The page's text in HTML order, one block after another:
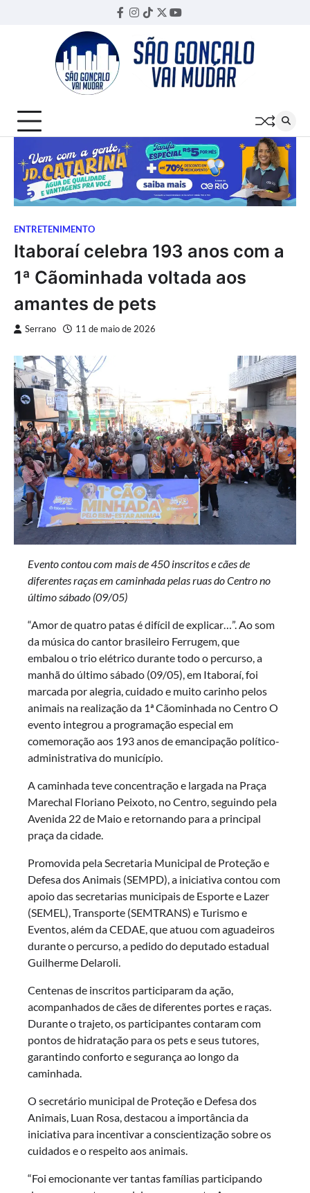
Facebook
Instagram
TikTok
TwitterYouTube
ENTRETENIMENTO
Itaboraí celebra 193 anos com a
1ª Cãominhada voltada aos
amantes de pets
Serrano 11 de maio de 2026
Evento contou com mais de 450 inscritos e cães de
diferentes raças em caminhada pelas ruas do Centro no
último sábado (09/05)
“Amor de quatro patas é difícil de explicar…”. Ao som
da música do cantor brasileiro Ferrugem, que
embalou o trio elétrico durante todo o percurso, a
manhã do último sábado (09/05), em Itaboraí, foi
marcada por alegria, cuidado e muito carinho pelos
animais na realização da 1ª Cãominhada no Centro O
evento integrou a programação especial em
comemoração aos 193 anos de emancipação político-
administrativa do município.
A caminhada teve concentração e largada na Praça
Marechal Floriano Peixoto, no Centro, seguindo pela
Avenida 22 de Maio e retornando para a principal
praça da cidade.
Promovida pela Secretaria Municipal de Proteção e
Defesa dos Animais (SEMPD), a iniciativa contou com
apoio das secretarias municipais de Esporte e Lazer
(SEMEL), Transporte (SEMTRANS) e Turismo e
Eventos, além da CEDAE, que atuou com aguadeiros
durante o percurso, a pedido do deputado estadual
Guilherme Delaroli.
Centenas de inscritos participaram da ação,
acompanhados de cães de diferentes portes e raças.
Durante o trajeto, os participantes contaram com
pontos de hidratação para os pets e seus tutores,
garantindo conforto e segurança ao longo da
caminhada.
O secretário municipal de Proteção e Defesa dos
Animais, Luan Rosa, destacou a importância da
iniciativa para incentivar a conscientização sobre os
cuidados e o respeito aos animais.
“Foi emocionante ver tantas famílias participando